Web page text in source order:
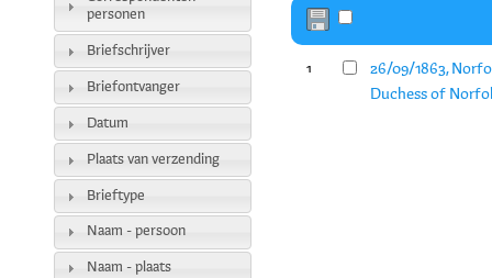
1
26/09/1863,
Duchess of
personen
Briefschrijver
Briefontvanger
Datum
Plaats van verzending
Brieftype
Naam - persoon
Naam - plaats